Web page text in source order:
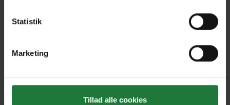
Statistik
Marketing
Tillad alle cookies
Summer 2020
Winter 2019